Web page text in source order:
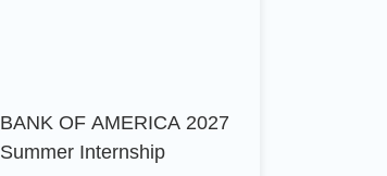
BANK OF AMERICA 2027
Summer Internship